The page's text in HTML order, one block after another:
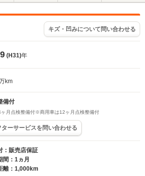
キズ・凹みについて問い合わせる
(H31)年
km
備付
月点検整備付※商用車は12ヶ月点検整備付
ターサービスを問い合わせる
：販売店保証
間：1ヵ月
離：1,000km